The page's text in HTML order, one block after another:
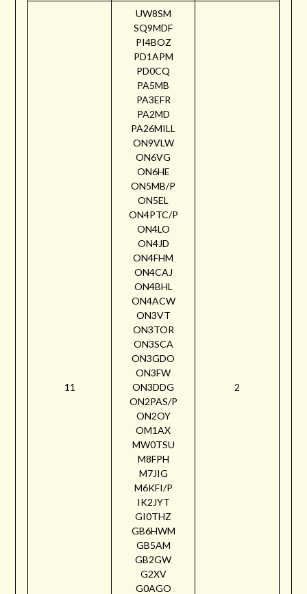
11
UW8SM
SQ9MDF
PI4BOZ
PD1APM
PD0CQ
PA5MB
PA3EFR
PA2MD
PA26MILL
ON9VLW
ON6VG
ON6HE
ON5MB/P
ON5EL
ON4PTC/P
ON4LO
ON4JD
ON4FHM
ON4CAJ
ON4BHL
ON4ACW
ON3VT
ON3TOR
ON3SCA
ON3GDO
ON3FW
ON3DDG
ON2PAS/P
ON2OY
OM1AX
MW0TSU
M8FPH
M7JIG
M6KFI/P
IK2JYT
GI0THZ
GB6HWM
GB5AM
GB2GW
G2XV
G0AGO
2